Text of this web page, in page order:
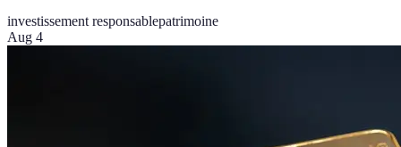
investissement responsablepatrimoine
Aug 4